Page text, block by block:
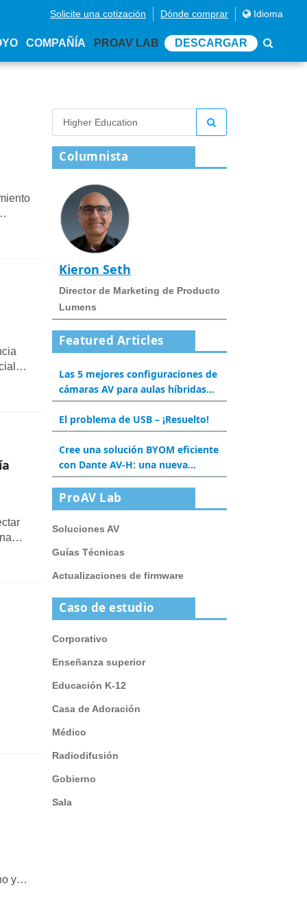
Solicite una cotización Dónde comprar Idioma
COMPAÑÍA PROAV LAB DESCARGAR
y
fácil
Columnista
Kieron Seth
Director de Marketing de Producto
Lumens
Featured Articles
Las 5 mejores configuraciones de
cámaras AV para aulas híbridas
en 2025
El problema de USB – ¡Resuelto!
Cree una solución BYOM eficiente
con Dante AV-H: una nueva
experiencia para salas de
reuniones y aulas
ProAV Lab
Soluciones AV
Guías Técnicas
Actualizaciones de firmware
Caso de estudio
Corporativo
Enseñanza superior
Educación K-12
Casa de Adoración
Médico
Radiodifusión
Gobierno
Sala